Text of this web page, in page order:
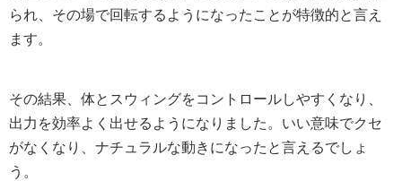
られ、その場で回転するようになったことが特徴的と言え
ます。
その結果、体とスウィングをコントロールしやすくなり、
出力を効率よく出せるようになりました。いい意味でクセ
がなくなり、ナチュラルな動きになったと言えるでしょ
う。